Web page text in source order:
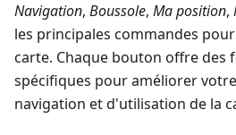
Navigation, Boussole, Ma position,
les principales commandes
carte. Chaque bouton offre des
spécifiques pour améliorer
navigation et d'utilisation de la